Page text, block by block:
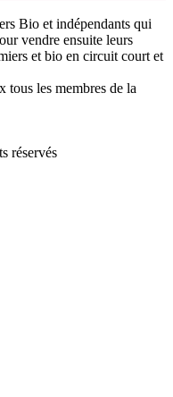
Bio et indépendants qui
vendre ensuite leurs
et bio en circuit court et
tous les membres de la
réservés